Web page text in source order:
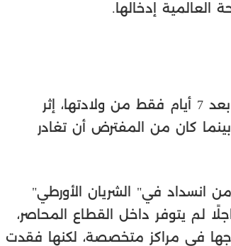
العالمية إدخالها.
الطفلة سجود عليان لفظت أنفاسها الأخيرة بعد 7 أيام فقط من ولادتها، إثر
كان من المفترض أن تغادر
انسداد في" الشريان الأورطي"
لم يتوفر داخل القطاع المحاصر،
في مراكز متخصصة، لكنها فقدت